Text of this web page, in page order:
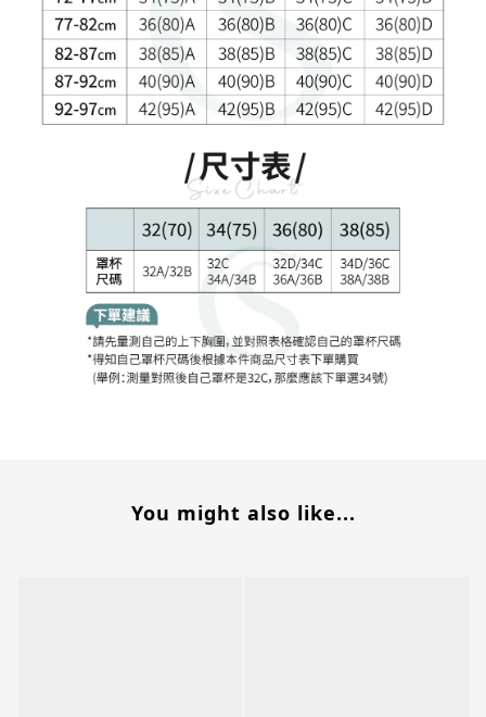
You might also like...